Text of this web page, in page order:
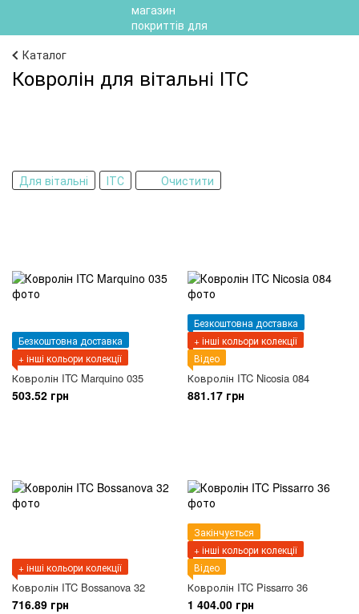
Каталог
Ковролін для вітальні ІТС
Для вітальні ІТС Очистити
Безкоштовна доставка
+ інші кольори колекції
Ковролін ITC Marquino 035
503.52 грн
Безкоштовна доставка
+ інші кольори колекції
Відео
Ковролін ITC Nicosia 084
881.17 грн
+ інші кольори колекції
Ковролін ITC Bossanova 32
716.89 грн
Закінчується
+ інші кольори колекції
Відео
Ковролін ITC Pissarro 36
1 404.00 грн